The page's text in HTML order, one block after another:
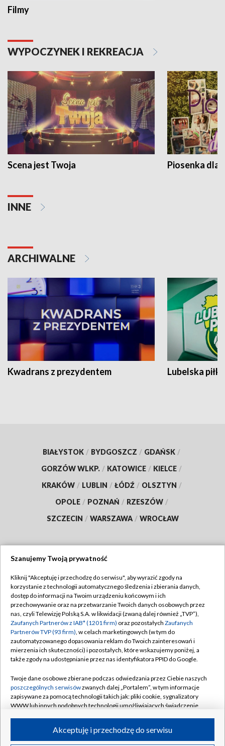
Filmy
WYPOCZYNEK I REKREACJA
Scena jest Twoja Piosenka dla
INNE
ARCHIWALNE
Kwadrans z prezydentem Lubelska piłka
BIAŁYSTOK / BYDGOSZCZ / GDAŃSK /
GORZÓW WLKP. / KATOWICE / KIELCE /
KRAKÓW / LUBLIN / ŁÓDŹ / OLSZTYN /
OPOLE / POZNAŃ / RZESZÓW /
SZCZECIN / WARSZAWA / WROCŁAW
TVP
Abonament TVP
Emisja w TVP
Centrum informacji TVP
Naziemna Telewizja Cyfrowa
Rada Programowa
System NOS
Informacje o nadawcy
Program dla prasy
Regulamin TVP
Polityka prywatności
Moje zgody
Pomoc
Kontakt
Kanały
Szanujemy Twoją prywatność
Kliknij "Akceptuję i przechodzę do serwisu", aby wyrazić zgody na
korzystanie z technologii automatycznego śledzenia i zbierania danych,
dostęp do informacji na Twoim urządzeniu końcowym i ich
przechowywanie oraz na przetwarzanie Twoich danych osobowych przez
nas, czyli Telewizję Polską S.A. w likwidacji (zwaną dalej również „TVP”),
Zaufanych Partnerów z IAB* (1201 firm) oraz pozostałych Zaufanych
Partnerów TVP (93 firm), w celach marketingowych (w tym do
zautomatyzowanego dopasowania reklam do Twoich zainteresowań i
mierzenia ich skuteczności) i pozostałych, które wskazujemy poniżej, a
także zgody na udostępnianie przez nas identyfikatora PPID do Google.
Twoje dane osobowe zbierane podczas odwiedzania przez Ciebie naszych
poszczególnych serwisówzwanych dalej „Portalem”, w tym informacje
zapisywane za pomocą technologii takich jak: pliki cookie, sygnalizatory
WWW lub innych podobnych technologii umożliwiających świadczenie
ruchu w Internecie.Akceptuję i przechodzę do serwisu